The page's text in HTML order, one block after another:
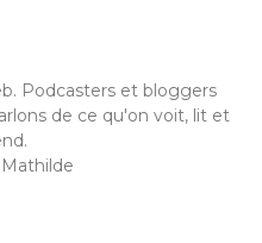
Podcasters et bloggers
de ce qu'on voit, lit et